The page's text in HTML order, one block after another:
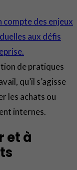
compte des enjeux
aux défis
de pratiques
qu’il s’agisse
les achats ou
internes.
et à